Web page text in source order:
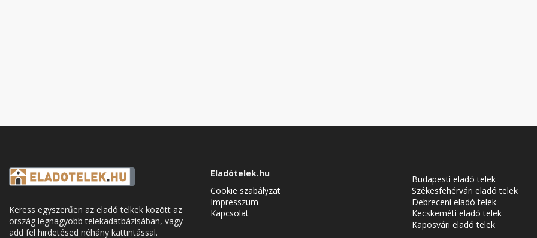
Keress egyszerűen az eladó telkek között az
ország legnagyobb telekadatbázisában, vagy
add fel hirdetésed néhány kattintással.
Eladótelek.hu
Cookie szabályzat
Impresszum
Kapcsolat
Budapesti eladó telek
Székesfehérvári eladó telek
Debreceni eladó telek
Kecskeméti eladó telek
Kaposvári eladó telek